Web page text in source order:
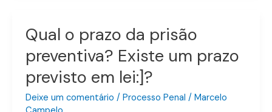
Qual o prazo da prisão
preventiva? Existe um prazo
previsto em lei:]?
Deixe um comentário / Processo Penal / Marcelo
Qual
prazo
da
prisão
preventiva?